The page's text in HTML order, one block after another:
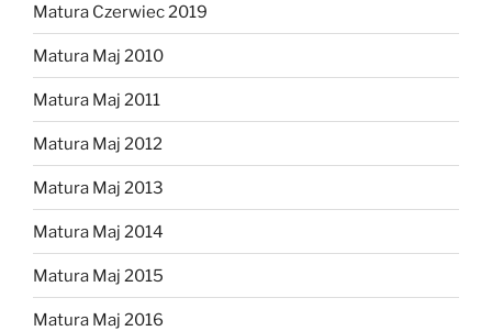
Matura Czerwiec 2019
Matura Maj 2010
Matura Maj 2011
Matura Maj 2012
Matura Maj 2013
Matura Maj 2014
Matura Maj 2015
Matura Maj 2016